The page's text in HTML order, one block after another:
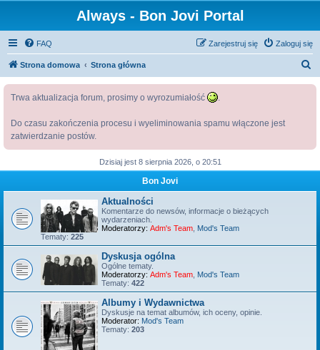
Always - Bon Jovi Portal
FAQ Zaloguj się
Zarejestruj się
Strona domowa Strona główna
j
Trwa aktualizacja forum, prosimy o wyrozumiałość .
Do czasu zakończenia procesu i wyeliminowania spamu włączone jest
zatwierdzanie postów.
Dzisiaj jest 8 sierpnia 2026, o 20:51
Bon Jovi
Aktualności
Komentarze do newsów, informacje o bieżących
wydarzeniach.
Moderatorzy: Adm's Team Mod's Team
Tematy: 225
Dyskusja ogólna
Ogólne tematy.
Moderatorzy: Adm's Team Mod's Team
Tematy: 422
Albumy i Wydawnictwa
Dyskusje na temat albumów, ich oceny, opinie.
Moderator: Mod's Team
Tematy: 203